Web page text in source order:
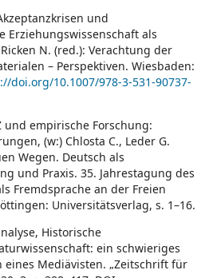
und
Erziehungswissenschaft als
N. (red.): Verachtung der
– Perspektiven. Wiesbaden:
doi.org/10.1007/978-3-531-90737-
und empirische Forschung:
(w:) Chlosta C., Leder G.
Wegen. Deutsch als
und Praxis. 35. Jahrestagung des
Fremdsprache an der Freien
Universitätsverlag, s. 1–16.
Historische
ein schwieriges
Mediävisten. „Zeitschrift für